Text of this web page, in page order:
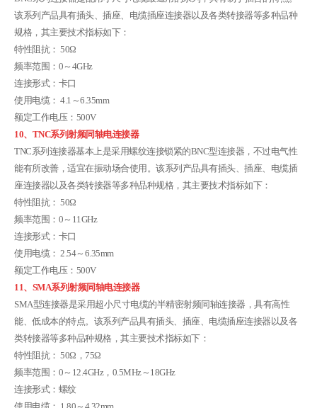
该系列产品具有插头、插座、电缆插座连接器以及各类转接器等多种品种
规格，其主要技术指标如下：
特性阻抗： 50Ω
频率范围：0～4GHz
连接形式：卡口
使用电缆： 4.1～6.35mm
额定工作电压：500V
10、TNC系列射频同轴电连接器
TNC系列连接器基本上是采用螺纹连接锁紧的BNC型连接器，不过电气性
能有所改善，适宜在振动场合使用。该系列产品具有插头、插座、电缆插
座连接器以及各类转接器等多种品种规格，其主要技术指标如下：
特性阻抗： 50Ω
频率范围：0～11GHz
连接形式：卡口
使用电缆： 2.54～6.35mm
额定工作电压：500V
11、SMA系列射频同轴电连接器
SMA型连接器是采用超小尺寸电缆的半精密射频同轴连接器，具有高性
能、低成本的特点。该系列产品具有插头、插座、电缆插座连接器以及各
类转接器等多种品种规格，其主要技术指标如下：
特性阻抗： 50Ω，75Ω
频率范围：0～12.4GHz，0.5MHz～18GHz
连接形式：螺纹